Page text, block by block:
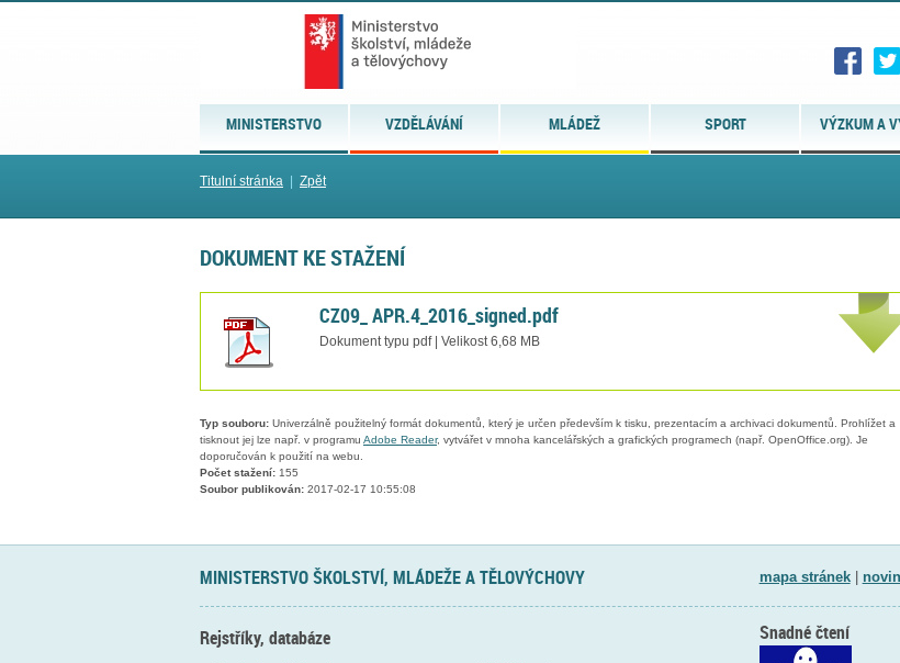
MINISTERSTVO VZDĚLÁVÁNÍ MLÁDEŽ SPORT VÝZKUM A
Titulní stránka Zpět
DOKUMENT KE STAŽENÍ
CZ09_ APR.4_2016_signed.pdf
Dokument typu pdf | Velikost 6,68 MB
Typ souboru: Univerzálně použitelný formát dokumentů, který je určen především k tisku, prezentacím a archivaci dokumentů. Prohlížet a
tisknout jej lze např. v programu Adobe Reader, vytvářet v mnoha kancelářských a grafických programech (např. OpenOffice.org). Je
doporučován k použití na webu.
Počet stažení: 155
Soubor publikován: 2017-02-17 10:55:08
MINISTERSTVO ŠKOLSTVÍ, MLÁDEŽE A TĚLOVÝCHOVY mapa stránek|
Rejstříky, databáze Snadné čtení